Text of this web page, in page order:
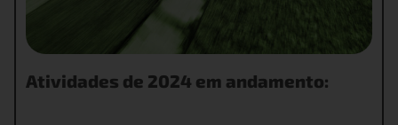
Atividades de 2024 em andamento: